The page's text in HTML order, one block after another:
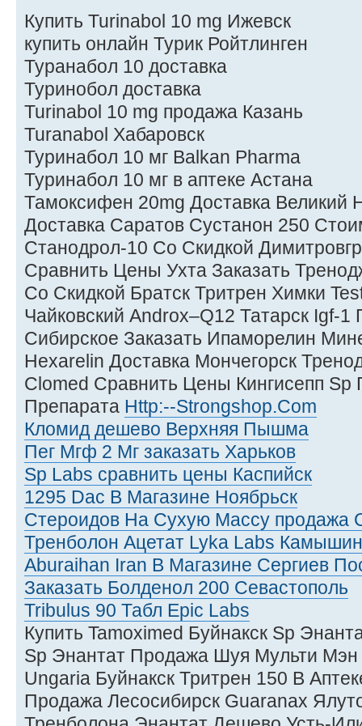
Купить Turinabol 10 mg Ижевск
купить онлайн Турик Ройтлинген
Туранабол 10 доставка
Туринобол доставка
Turinabol 10 mg продажа Казань
Turanabol Хабаровск
Туринабол 10 мг Balkan Pharma
Туринабол 10 мг в аптеке Астана
Тамоксифен 20mg Доставка Великий
Доставка Саратов Сустанон 250
Станодрол-10 Со Скидкой
Сравнить Цены Ухта Заказать
Со Скидкой Братск Тритрен Химки
Чайковский Androx–Q12 Татарск Igf-
Сибирское Заказать Ипаморелин
Hexarelin Доставка Мончегорск
Clomed Сравнить Цены Кингисепп Sp
Препарата Http:--Strongshop.Com
Кломид дешево Верхняя Пышма
Пег Мгф 2 Мг заказать Харьков
Sp Labs сравнить цены Каспийск
1295 Dac В Магазине Ноябрьск
Стероидов На Сухую Массу продажа
Тренболон Ацетат Lyka Labs Камышин
Aburaihan Iran В Магазине Сергиев
Заказать Болденол 200 Севастополь
Tribulus 90 Табл Epic Labs
Купить Tamoximed Буйнакск Sp
Sp Энантат Продажа Шуя Мульти
Ungaria Буйнакск Тритрен 150 В
Продажа Лесосибирск Guaranax